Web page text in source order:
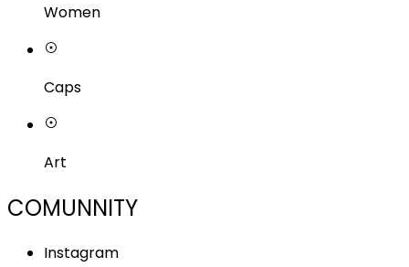
Women
Caps
Art
COMUNNITY
Instagram